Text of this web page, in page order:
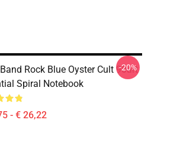
Rock Blue Oyster Cult 90art
Spiral Notebook
- € 26,22
-20%